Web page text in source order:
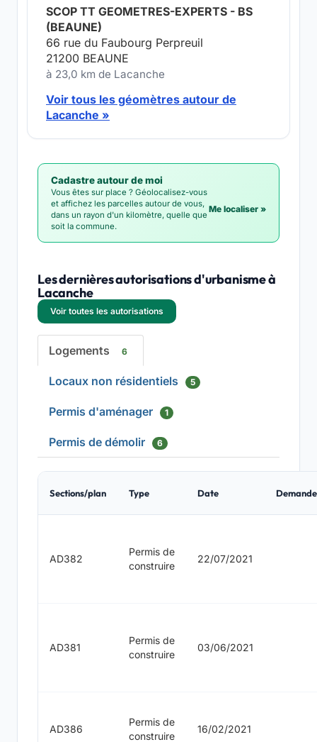
SCOP TT GEOMETRES-EXPERTS - BS
(BEAUNE)
66 rue du Faubourg Perpreuil
21200 BEAUNE
à 23,0 km de Lacanche
Voir tous les géomètres autour de
Lacanche »
Cadastre autour de moi
Vous êtes sur place ? Géolocalisez-vous
et affichez les parcelles autour de vous,
dans un rayon d'un kilomètre, quelle que
soit la commune.
Me localiser »
Les dernières autorisations d'urbanisme à
Lacanche
Voir toutes les autorisations
Logements 6
Locaux non résidentiels 5
Permis d'aménager 1
Permis de démolir 6
Sections/plan Type Date
AD382
Permis de
construire
22/07/2021
AD381
Permis de
construire
03/06/2021
AD386
Permis de
construire
16/02/2021